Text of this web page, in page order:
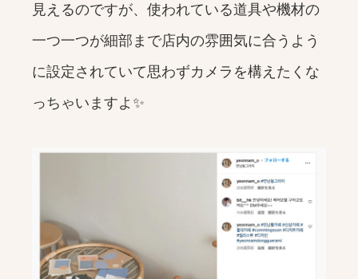
見えるのですが、使われている道具や機材の
一つ一つが細部まで店内の雰囲気に合うよう
に設定されていて思わずカメラを構えたくな
っちゃいますよ✨